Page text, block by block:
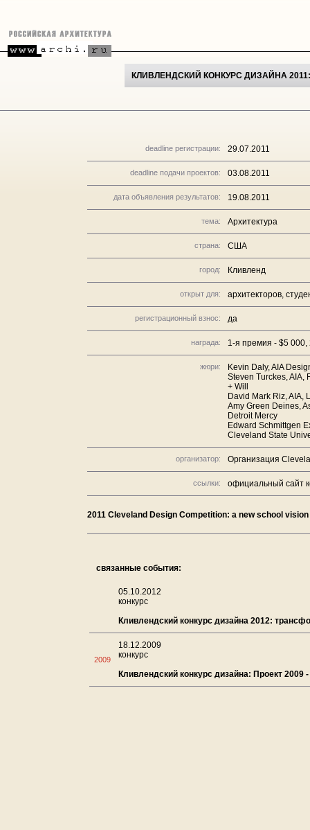
КЛИВЛЕНДСКИЙ КОНКУРС ДИЗАЙНА
deadline регистрации: 29.07.2011
deadline подачи проектов: 03.08.2011
дата объявления результатов: 19.08.2011
тема: Архитектура
страна: США
город: Кливленд
открыт для: архитекторов,
регистрационный взнос: да
награда: 1-я премия - $5
жюри:
Kevin Daly, AIA
Steven Turckes, AIA,
+ Will
David Mark Riz, AIA,
Amy Green Deines,
Detroit Mercy
Edward Schmittgen
Cleveland State
организатор: Организация
ссылки: официальный сайт
2011 Cleveland Design Competition: a new school vision
связанные события:
05.10.2012
конкурс
Кливлендский конкурс дизайна 2012:
2009
18.12.2009
конкурс
Кливлендский конкурс дизайна: Проект 2009